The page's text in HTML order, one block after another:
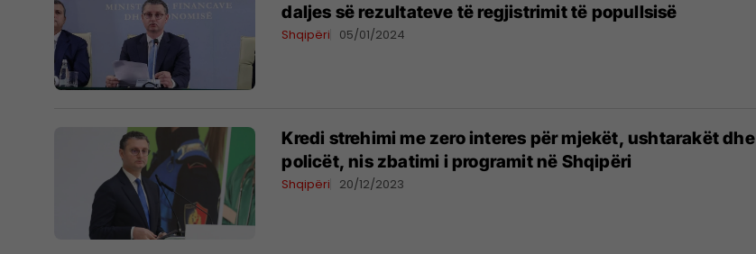
daljes së rezultateve të regjistrimit të popullsisë
Shqipëri 05/01/2024
Kredi strehimi me zero interes për mjekët, ushtarakët dhe
policët, nis zbatimi i programit në Shqipëri
Shqipëri 20/12/2023